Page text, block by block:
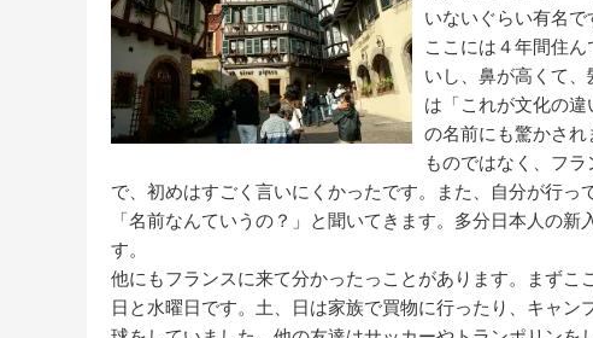
いないぐらい有名で
ここには４年間住
いし、鼻が高くて
は「これが文化の
の名前にも驚かさ
ものではなく、フ
で、初めはすごく言いにくかったです。また、自分が行
「名前なんていうの？」と聞いてきます。多分日本人の
す。
他にもフランスに来て分かったっことがあります。まず
日と水曜日です。土、日は家族で買物に行ったり、キャ